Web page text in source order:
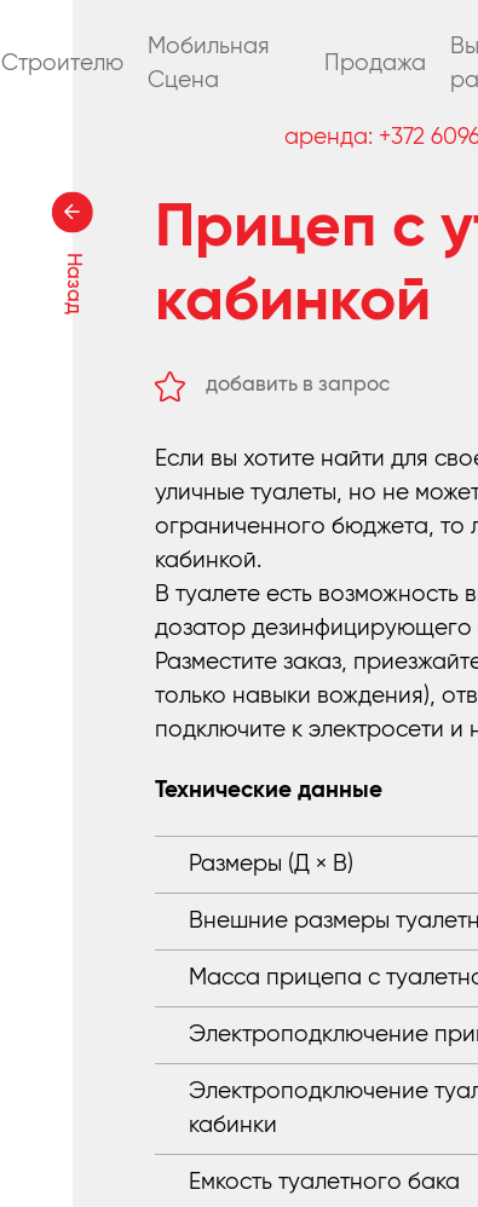
Строителю
Mобильная
Cцена
Продажа
аренда: +372
Назад
Прицеп с
кабинкой
добавить в запрос
Если вы хотите найти для
уличные туалеты, но не
ограниченного бюджета, то
кабинкой.
В туалете есть
дозатор дезинфицирующего
Разместите заказ,
только навыки вождения),
подключите к электросети и
Технические данные
Размеры (Д × В)
Внешние размеры
Масса прицепа с
Электроподключение
Электроподключение
кабинки
Емкость туалетного бака